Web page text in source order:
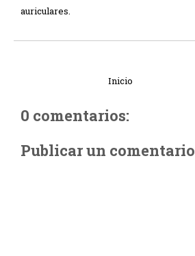
auriculares.
Inicio
0 comentarios:
Publicar un comentario